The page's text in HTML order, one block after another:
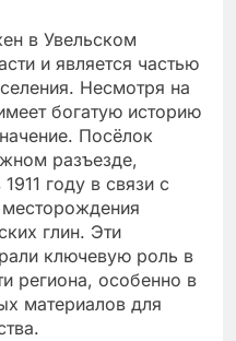
в Увельском
и является частью
Несмотря на
богатую историю
Посёлок
разъезде,
году в связи с
глин. Эти
ключевую роль в
региона, особенно в
материалов для